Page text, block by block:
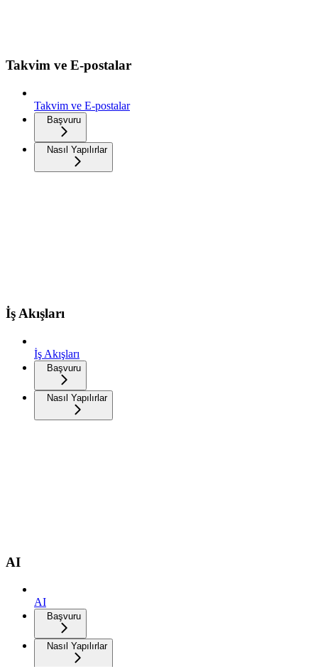
Takvim ve E-postalar
Takvim ve E-postalar
Başvuru
Nasıl Yapılırlar
İş Akışları
İş Akışları
Başvuru
Nasıl Yapılırlar
AI
AI
Başvuru
Nasıl Yapılırlar